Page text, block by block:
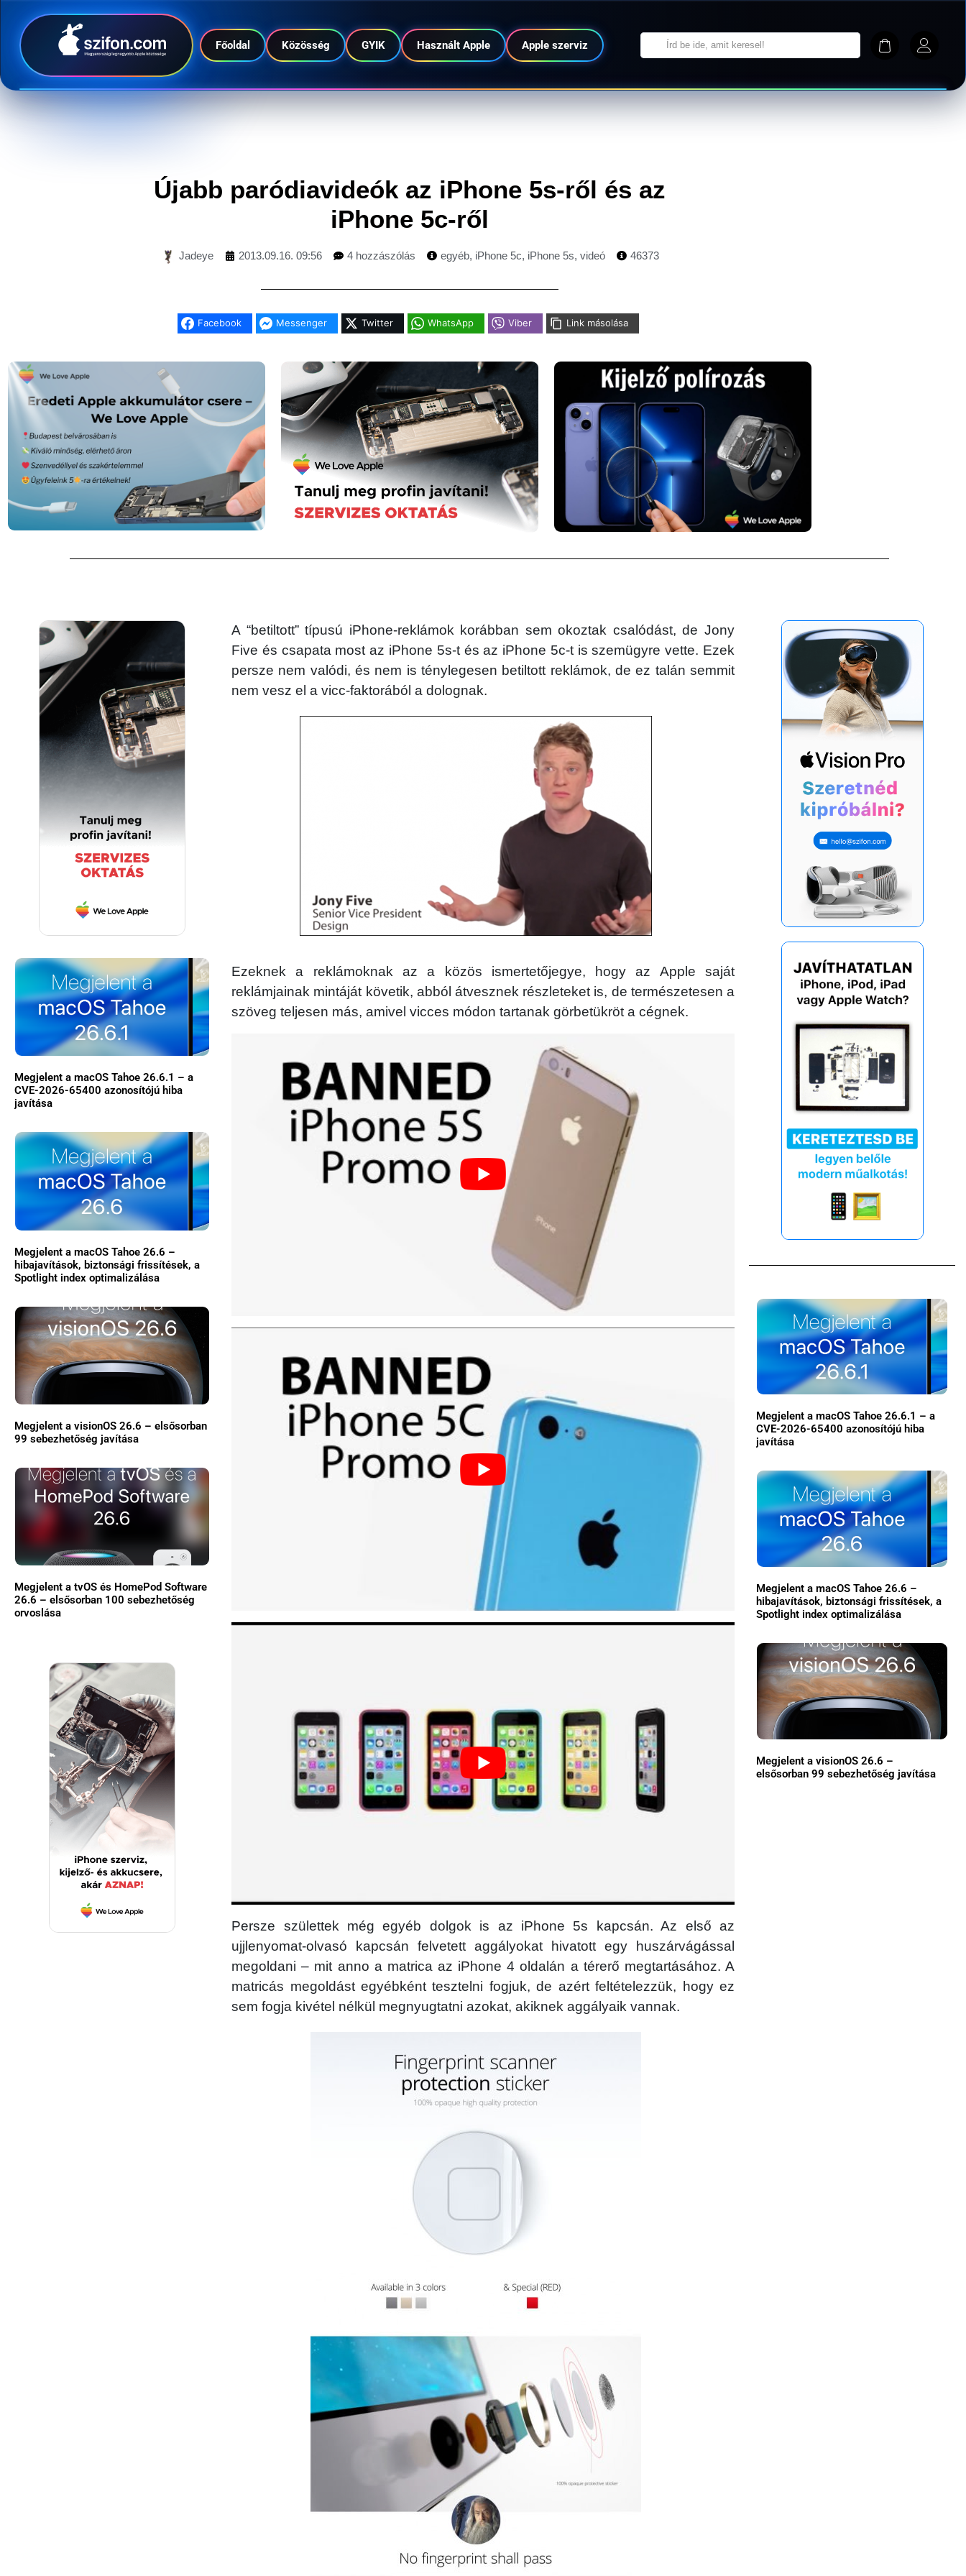
Főoldal Közösség GYIK Használt Apple Apple szerviz
Újabb paródiavideók az iPhone 5s-ről és az
iPhone 5c-ről
Jadeye 2013.09.16. 09:56 4 hozzászólás egyéb, iPhone 5c, iPhone 5s, videó 46373
Facebook Messenger Twitter WhatsApp Viber Link másolása
Megjelent a macOS Tahoe 26.6.1 – a
CVE-2026-65400 azonosítójú hiba
javítása
Megjelent a macOS Tahoe 26.6 –
hibajavítások, biztonsági frissítések, a
Spotlight index optimalizálása
Megjelent a visionOS 26.6 – elsősorban
99 sebezhetőség javítása
Megjelent a tvOS és HomePod Software
26.6 – elsősorban 100 sebezhetőség
orvoslása
A “betiltott” típusú iPhone-reklámok korábban sem okoztak csalódást, de Jony
Five és csapata most az iPhone 5s-t és az iPhone 5c-t is szemügyre vette. Ezek
persze nem valódi, és nem is ténylegesen betiltott reklámok, de ez talán semmit
nem vesz el a vicc-faktorából a dolognak.
Ezeknek a reklámoknak az a közös ismertetőjegye, hogy az Apple saját
reklámjainak mintáját követik, abból átvesznek részleteket is, de természetesen a
szöveg teljesen más, amivel vicces módon tartanak görbetükröt a cégnek.
Persze születtek még egyéb dolgok is az iPhone 5s kapcsán. Az első az
ujjlenyomat-olvasó kapcsán felvetett aggályokat hivatott egy huszárvágással
megoldani – mit anno a matrica az iPhone 4 oldalán a térerő megtartásához. A
matricás megoldást egyébként tesztelni fogjuk, de azért feltételezzük, hogy ez
sem fogja kivétel nélkül megnyugtatni azokat, akiknek aggályaik vannak.
Megjelent a macOS Tahoe 26.6.1 – a
CVE-2026-65400 azonosítójú hiba
javítása
Megjelent a macOS Tahoe 26.6 –
hibajavítások, biztonsági frissítések, a
Spotlight index optimalizálása
Megjelent a visionOS 26.6 –
elsősorban 99 sebezhetőség javítása
Főoldal
GYIK
Használt Apple
Apple szerviz